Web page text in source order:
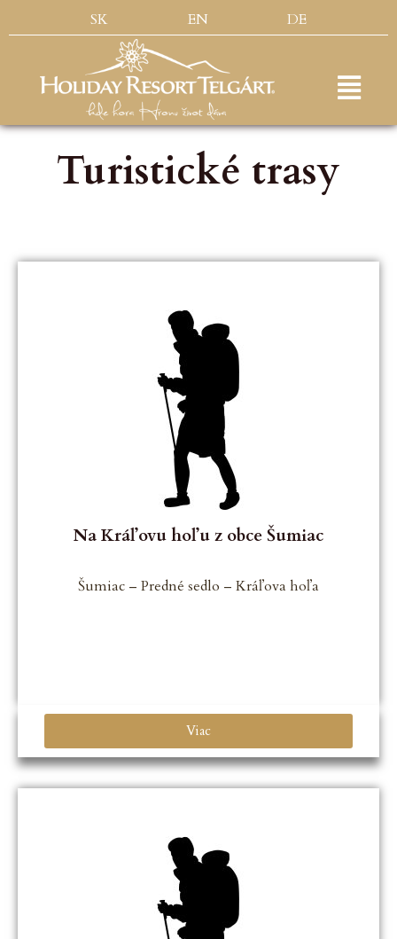
SK EN DE
Turistické trasy
Na Kráľovu hoľu z obce Šumiac
Šumiac – Predné sedlo – Kráľova hoľa
Viac